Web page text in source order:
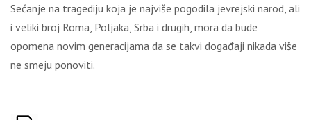
Sećanje na tragediju koja je najviše pogodila jevrejski narod, ali
i veliki broj Roma, Poljaka, Srba i drugih, mora da bude
opomena novim generacijama da se takvi događaji nikada više
ne smeju ponoviti.